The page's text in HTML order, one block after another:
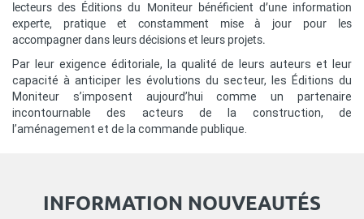
lecteurs des Éditions du Moniteur bénéficient d’une information
experte, pratique et constamment mise à jour pour les
accompagner dans leurs décisions et leurs projets.
Par leur exigence éditoriale, la qualité de leurs auteurs et leur
capacité à anticiper les évolutions du secteur, les Éditions du
Moniteur s’imposent aujourd’hui comme un partenaire
incontournable des acteurs de la construction, de
l’aménagement et de la commande publique.
INFORMATION NOUVEAUTÉS